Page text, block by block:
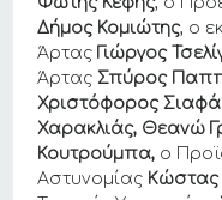
Δήμος Κομιώτης, ο
ΆρταςΓιώργος
ΆρταςΣπύρος
Χριστόφορος
Χαρακλιάς, Θεανώ
Κουτρούμπα, ο
Αστυνομίας Κώστας